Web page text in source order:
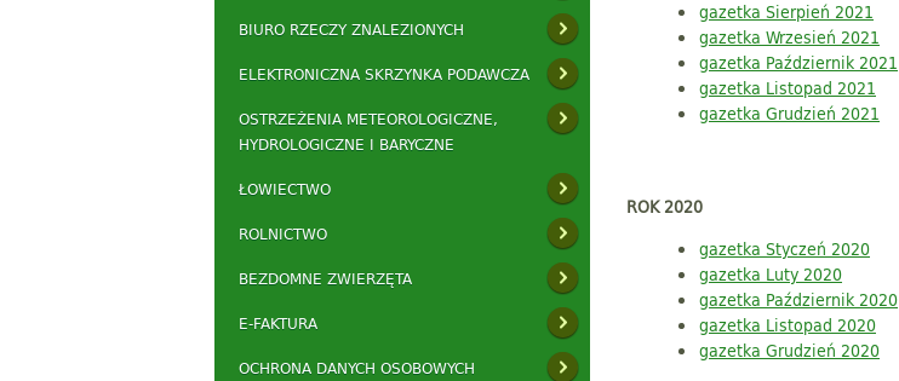
BIURO RZECZY ZNALEZIONYCH
ELEKTRONICZNA SKRZYNKA PODAWCZA
OSTRZEŻENIA METEOROLOGICZNE,
HYDROLOGICZNE I BARYCZNE
ŁOWIECTWO
ROLNICTWO
BEZDOMNE ZWIERZĘTA
E-FAKTURA
OCHRONA DANYCH OSOBOWYCH
gazetka Sierpień 2021
gazetka Wrzesień 2021
gazetka Październik 2021
gazetka Listopad 2021
gazetka Grudzień 2021
ROK 2020
gazetka Styczeń 2020
gazetka Luty 2020
gazetka Październik 2020
gazetka Listopad 2020
gazetka Grudzień 2020